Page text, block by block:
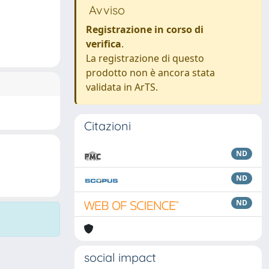
Avviso
Registrazione in corso di
verifica.
La registrazione di questo
prodotto non è ancora stata
validata in ArTS.
Citazioni
ND
ND
ND
social impact